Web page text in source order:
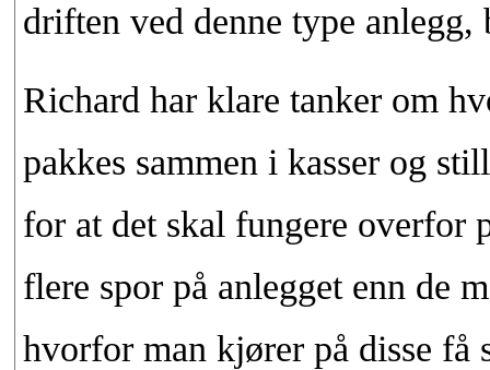
driften ved denne type
Richard har klare tanker om
pakkes sammen i kasser og
for at det skal fungere
flere spor på anlegget enn de
hvorfor man kjører på disse få